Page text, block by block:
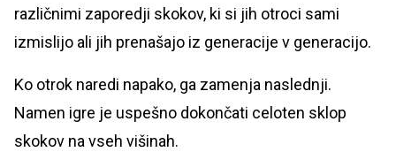
različnimi zaporedji skokov, ki si jih otroci sami
izmislijo ali jih prenašajo iz generacije v generacijo.
Ko otrok naredi napako, ga zamenja naslednji.
Namen igre je uspešno dokončati celoten sklop
skokov na vseh višinah.